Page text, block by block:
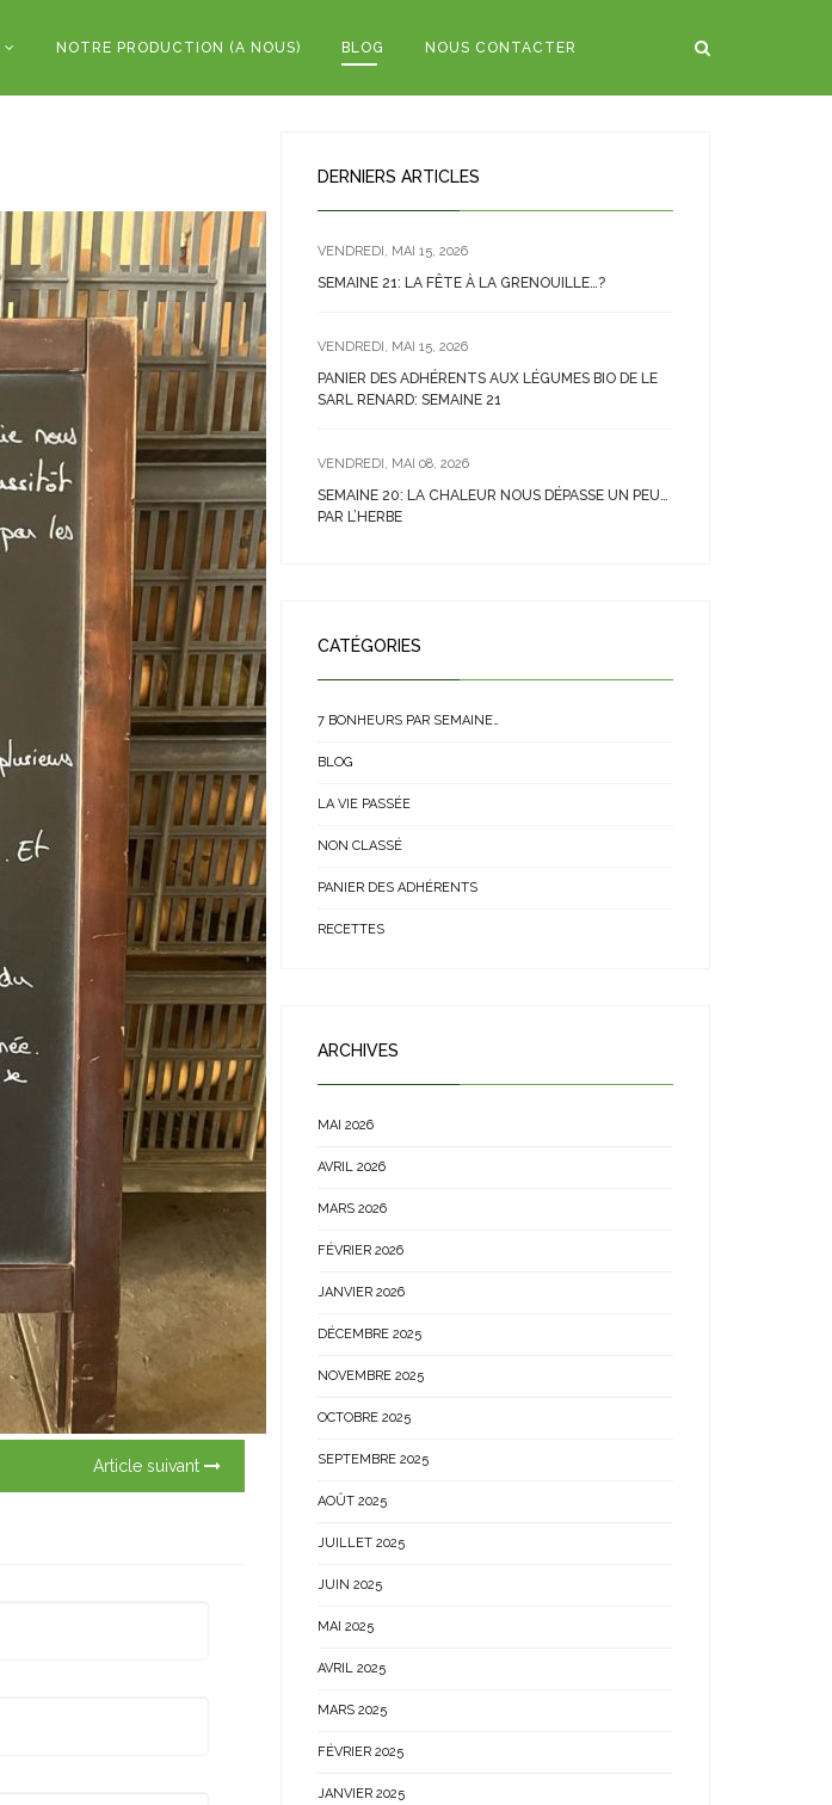
NOTRE PRODUCTION (A NOUS) BLOG NOUS CONTACTER
Article suivant
DERNIERS ARTICLES
VENDREDI, MAI 15, 2026
SEMAINE 21: LA FÊTE À LA GRENOUILLE…?
VENDREDI, MAI 15, 2026
PANIER DES ADHÉRENTS AUX LÉGUMES BIO DE LE
SARL RENARD: SEMAINE 21
VENDREDI, MAI 08, 2026
SEMAINE 20: LA CHALEUR NOUS DÉPASSE UN PEU…
PAR L’HERBE
CATÉGORIES
7 BONHEURS PAR SEMAINE…
BLOG
LA VIE PASSÉE
NON CLASSÉ
PANIER DES ADHÉRENTS
RECETTES
ARCHIVES
MAI 2026
AVRIL 2026
MARS 2026
FÉVRIER 2026
JANVIER 2026
DÉCEMBRE 2025
NOVEMBRE 2025
OCTOBRE 2025
SEPTEMBRE 2025
AOÛT 2025
JUILLET 2025
JUIN 2025
MAI 2025
AVRIL 2025
MARS 2025
FÉVRIER 2025
JANVIER 2025